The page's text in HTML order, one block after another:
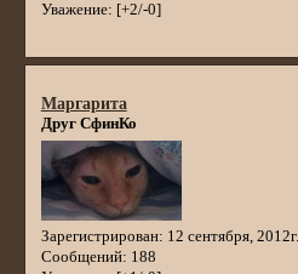
Уважение: [+2/-0]
Маргарита
Друг СфинКо
Зарегистрирован: 12 сентября, 2012г.
Сообщений: 188